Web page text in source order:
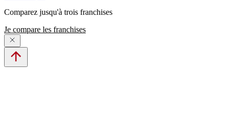
Comparez jusqu'à trois franchises
Je compare les franchises